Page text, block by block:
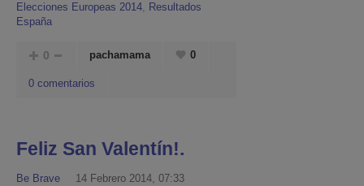
Elecciones Europeas 2014, Resultados
España
0 pachamama 0
0 comentarios
Feliz San Valentín!.
Be Brave 14 Febrero 2014, 07:33